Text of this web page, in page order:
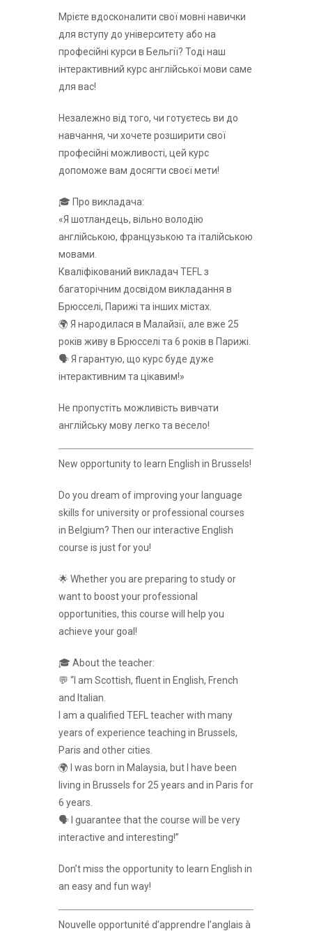
Мрієте вдосконалити свої мовні навички
для вступу до університету або на
професійні курси в Бельгії? Тоді наш
інтерактивний курс англійської мови саме
для вас!
Незалежно від того, чи готуєтесь ви до
навчання, чи хочете розширити свої
професійні можливості, цей курс
допоможе вам досягти своєї мети!
🎓 Про викладача:
«Я шотландець, вільно володію
англійською, французькою та італійською
мовами.
Кваліфікований викладач TEFL з
багаторічним досвідом викладання в
Брюсселі, Парижі та інших містах.
🌍 Я народилася в Малайзії, але вже 25
років живу в Брюсселі та 6 років в Парижі.
🗣 Я гарантую, що курс буде дуже
інтерактивним та цікавим!»
Не пропустіть можливість вивчати
англійську мову легко та весело!
New opportunity to learn English in Brussels!
Do you dream of improving your language
skills for university or professional courses
in Belgium? Then our interactive English
course is just for you!
🌟 Whether you are preparing to study or
want to boost your professional
opportunities, this course will help you
achieve your goal!
🎓 About the teacher:
💬 “I am Scottish, fluent in English, French
and Italian.
I am a qualified TEFL teacher with many
years of experience teaching in Brussels,
Paris and other cities.
🌍 I was born in Malaysia, but I have been
living in Brussels for 25 years and in Paris for
6 years.
🗣 I guarantee that the course will be very
interactive and interesting!”
Don’t miss the opportunity to learn English in
an easy and fun way!
Nouvelle opportunité d’apprendre l’anglais à